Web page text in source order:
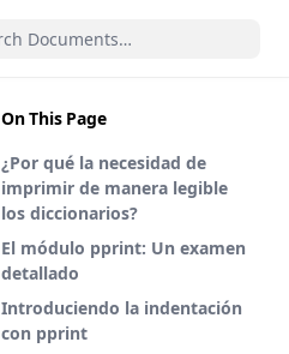
On This Page
¿Por qué la necesidad de
imprimir de manera legible
los diccionarios?
El módulo pprint: Un examen
detallado
Introduciendo la indentación
con pprint